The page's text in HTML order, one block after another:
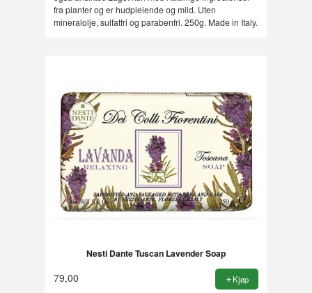
fra planter og er hudpleiende og mild. Uten
mineralolje, sulfatfri og parabenfri. 250g. Made in Italy.
Nesti Dante Tuscan Lavender Soap
79,00 Kjøp